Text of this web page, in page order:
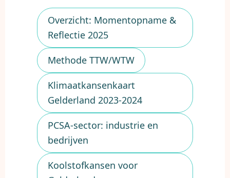
Overzicht: Momentopname &
Reflectie 2025
Methode TTW/WTW
Klimaatkansenkaart
Gelderland 2023-2024
PCSA-sector: industrie en
bedrijven
Koolstofkansen voor